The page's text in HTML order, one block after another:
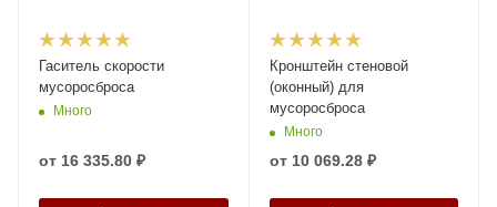
Гаситель скорости
мусоросброса
Много
от 16 335.80 ₽
Кронштейн стеновой
(оконный) для
мусоросброса
Много
от 10 069.28 ₽